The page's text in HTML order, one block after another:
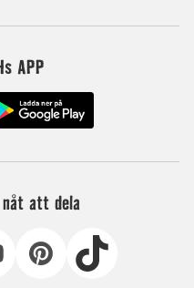
APP
att dela